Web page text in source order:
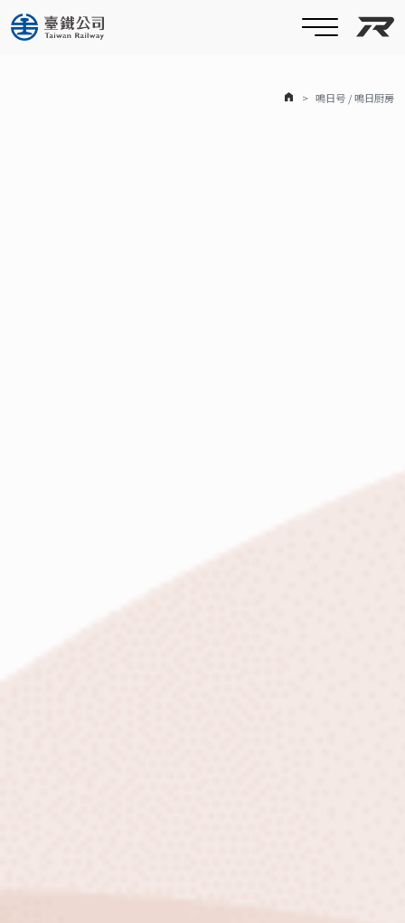
台
ホーム鳴日号 / 鳴日厨房